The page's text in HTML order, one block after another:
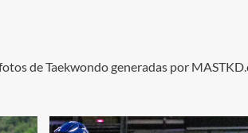
de Taekwondo generadas por